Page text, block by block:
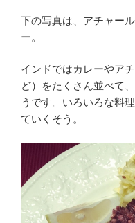
下の写真は、アチャー
ー。
インドではカレーやア
ど）をたくさん並べて
うです。いろいろな料
ていくそう。